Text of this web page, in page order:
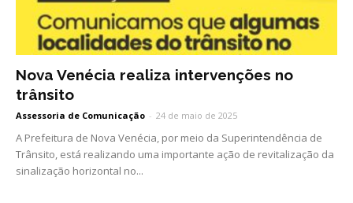
Nova Venécia realiza intervenções no
trânsito
Assessoria de Comunicação - 24 de maio de 2025
A Prefeitura de Nova Venécia, por meio da Superintendência de
Trânsito, está realizando uma importante ação de revitalização da
sinalização horizontal no...